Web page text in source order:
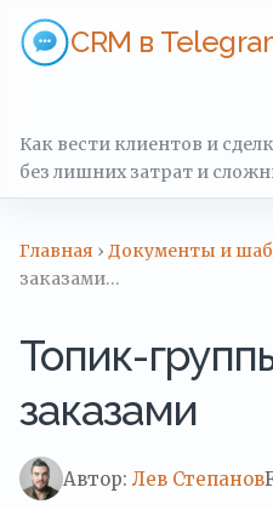
CRM в
Как вести клиентов и
без лишних затрат и
Главная › Документы и
заказами…
Топик-
заказами
Автор: Лев Степанов